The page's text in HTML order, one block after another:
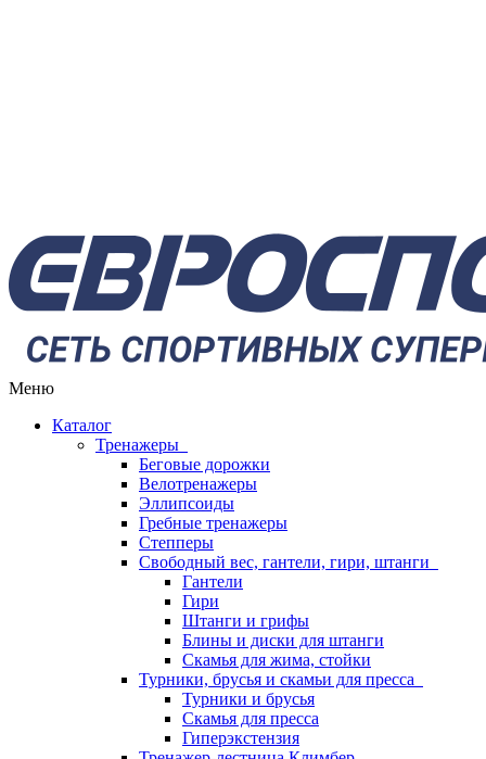
Меню
Каталог
Тренажеры
Беговые дорожки
Велотренажеры
Эллипсоиды
Гребные тренажеры
Степперы
Свободный вес, гантели, гири, штанги
Гантели
Гири
Штанги и грифы
Блины и диски для штанги
Скамья для жима, стойки
Турники, брусья и скамьи для пресса
Турники и брусья
Скамья для пресса
Гиперэкстензия